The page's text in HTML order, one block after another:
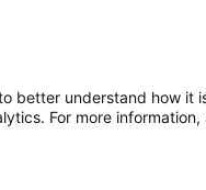
better understand how it
For more